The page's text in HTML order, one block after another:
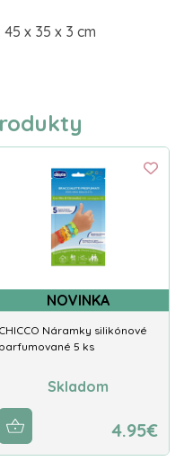
x 35 x 3 cm
NOVINKA
CHICCO Náramky silikónové
parfumované 5 ks
Skladom
4.95€